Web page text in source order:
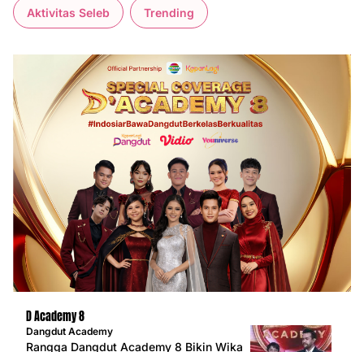
Aktivitas Seleb Trending
D Academy 8
Dangdut Academy
Rangga Dangdut Academy 8 Bikin Wika